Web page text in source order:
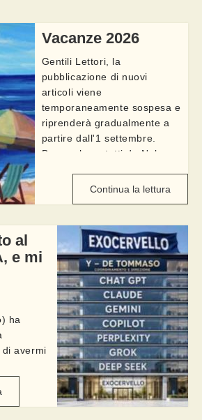
Vacanze 2026
Gentili Lettori, la
pubblicazione di nuovi
articoli viene
temporaneamente sospesa e
riprenderà gradualmente a
partire dall'1 settembre.
Buon relax a tutti da Nel
peraltro che accedendo ...
Continua la lettura
al
e mi
ha
avermi
di